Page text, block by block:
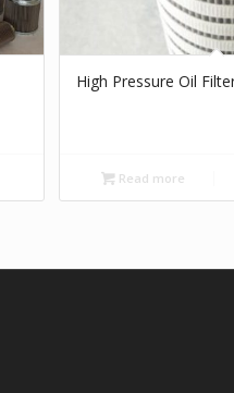
High Pressure Oil
Read more